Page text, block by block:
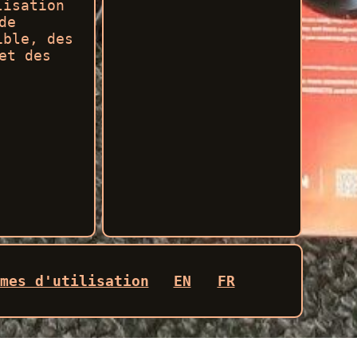
des
des
d'utilisation EN FR